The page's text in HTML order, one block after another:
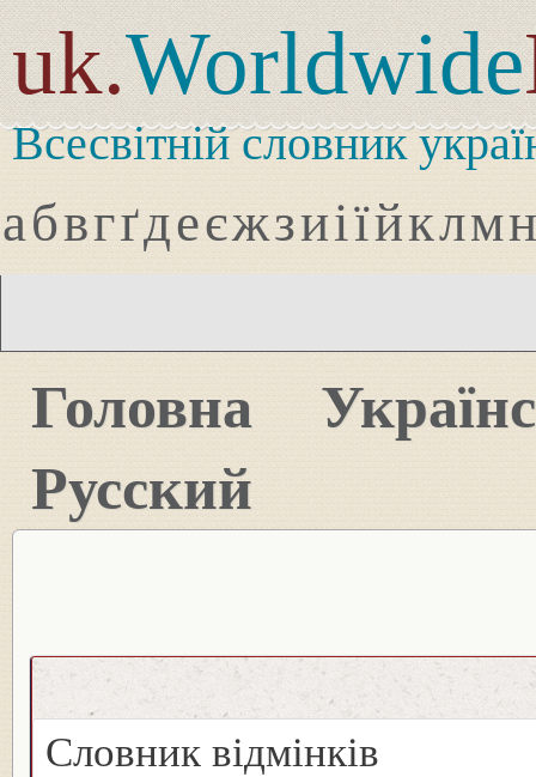
uk.Worldwide
Всесвітній словник
абвгґдеєжзиіїйклмн
Головна
Русский
Словник відмінків